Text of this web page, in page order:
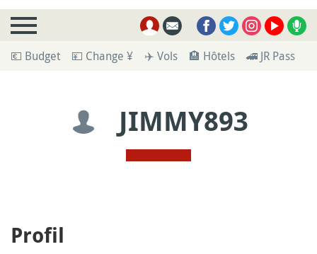
💶 Budget 💴 Change ¥ ✈️ Vols 🏨 Hôtels 🚄 JR Pass
JIMMY893
Profil